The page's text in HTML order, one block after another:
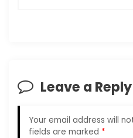
i
g
Leave a Reply
Your email address will
fields are marked *